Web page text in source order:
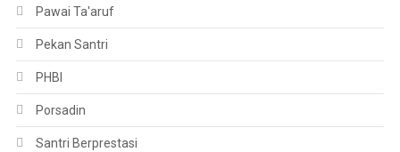
Pawai Ta'aruf
Pekan Santri
PHBI
Porsadin
Santri Berprestasi